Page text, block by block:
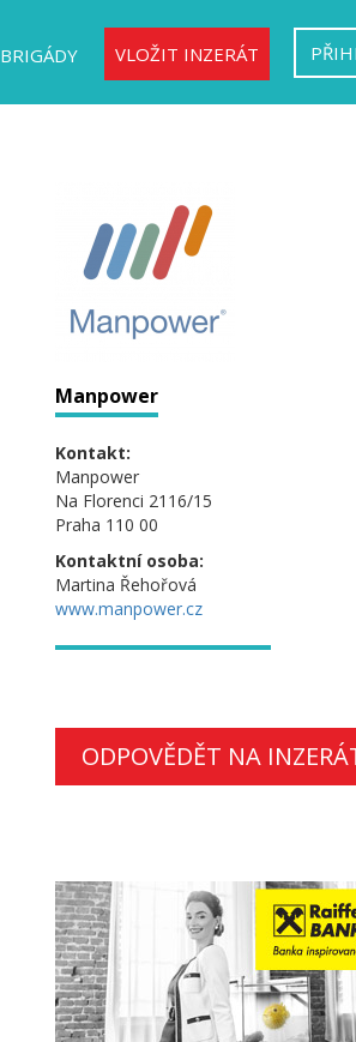
BRIGÁDY VLOŽIT INZERÁT
Manpower
Kontakt:
Manpower
Na Florenci 2116/15
Praha 110 00
Kontaktní osoba:
Martina Řehořová
www.manpower.cz
ODPOVĚDĚT NA